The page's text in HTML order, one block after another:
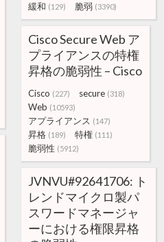
緩和 (129) 脆弱 (3390)
Cisco Secure Web ア
プライアンスの特権
昇格の脆弱性 – Cisco
Cisco (227) secure (318)
Web (10593)
アプライアンス (147)
昇格 (189) 特権 (111)
脆弱性 (5912)
JVNVU#92641706: ト
レンドマイクロ製パ
スワードマネージャ
ーにおける権限昇格